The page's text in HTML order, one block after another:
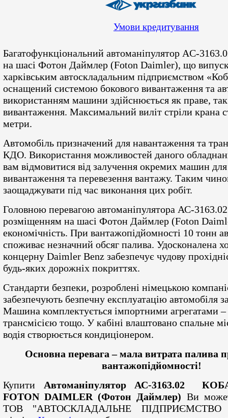
Умови кредитування
Багатофункціональний автоманіпулятор AC-
на шасі Фотон Даймлер (Foton Daimler), що
харківським автоскладальним підприємством
оснащений системою бокового вивантаження та
використанням машини здійснюється як праве, так
вивантаження. Максимальний виліт стріли крана
метри.
Автомобіль призначений для навантаження та
КДО. Використання можливостей даного
вам відмовитися від залучення окремих машин
вивантаження та перевезення вантажу. Таким
заощаджувати під час виконання цих робіт.
Головною перевагою автоманіпулятора АС-
розміщенням на шасі Фотон Даймлер (Foton
економічність. При вантажопідйомності 10 тонн
споживає незначний обсяг палива. Удосконалена
концерну Daimler Benz забезпечує чудову
будь-яких дорожніх покриттях.
Стандарти безпеки, розроблені німецькою
забезпечують безпечну експлуатацію автомобіля
Машина комплектується імпортними агрегатами
трансмісією тощо. У кабіні влаштовано спальне
водія створюється кондиціонером.
Основна перевага – мала витрата палива
вантажопідйомності!
Купити Автоманіпулятор АС-3163.02
FOTON DAIMLER (Фотон Даймлер) Ви
ТОВ "АВТОСКЛАДАЛЬНЕ ПІДПРИЄМСТВО